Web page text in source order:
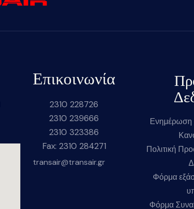
Επικοινωνία
2310 228726
2310 239666
2310 323386
Fax: 2310 284271
transair@transair.gr
Ενημέρωση
Πολιτική
Φόρμα
Φόρμα